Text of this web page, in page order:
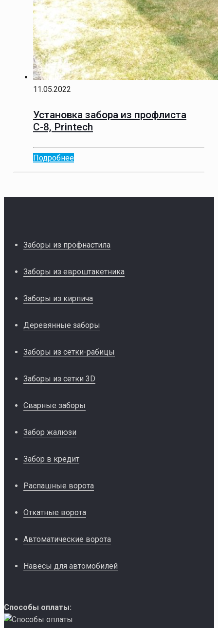
11.05.2022
Установка забора из профлиста
С-8, Printech
Подробнее
Заборы из профнастила
Заборы из евроштакетника
Заборы из кирпича
Деревянные заборы
Заборы из сетки-рабицы
Заборы из сетки 3D
Сварные заборы
Забор жалюзи
Забор в кредит
Распашные ворота
Откатные ворота
Автоматические ворота
Навесы для автомобилей
Способы оплаты: